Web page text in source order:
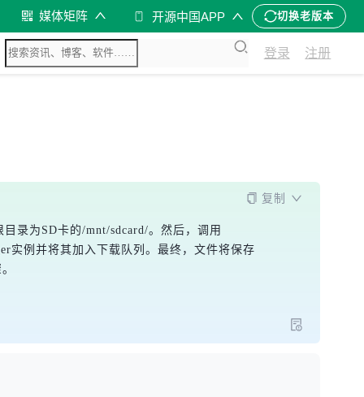
媒体矩阵 开源中国APP 切换老版本
登录 注册
复制
录为SD卡的/mnt/sdcard/。然后，调用
实例并将其加入下载队列。最终，文件将保存